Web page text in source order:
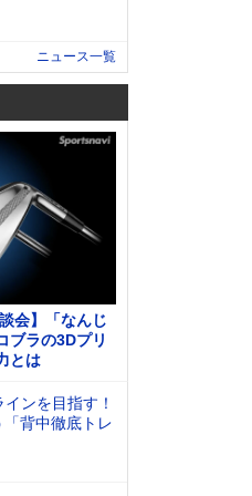
ニュース一覧
会】「なんじ
ブラの3Dプリ
とは
ンを目指す！
背中徹底トレ